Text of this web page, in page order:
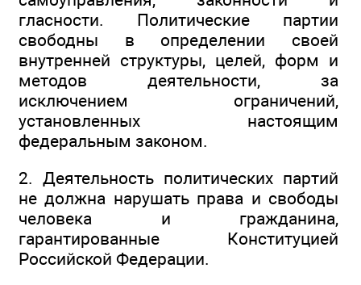
гласности. Политические партии
свободны в определении своей
внутренней структуры, целей, форм и
методов деятельности, за
исключением ограничений,
установленных настоящим
федеральным законом.
2. Деятельность политических партий
не должна нарушать права и свободы
человека и гражданина,
гарантированные Конституцией
Российской Федерации.